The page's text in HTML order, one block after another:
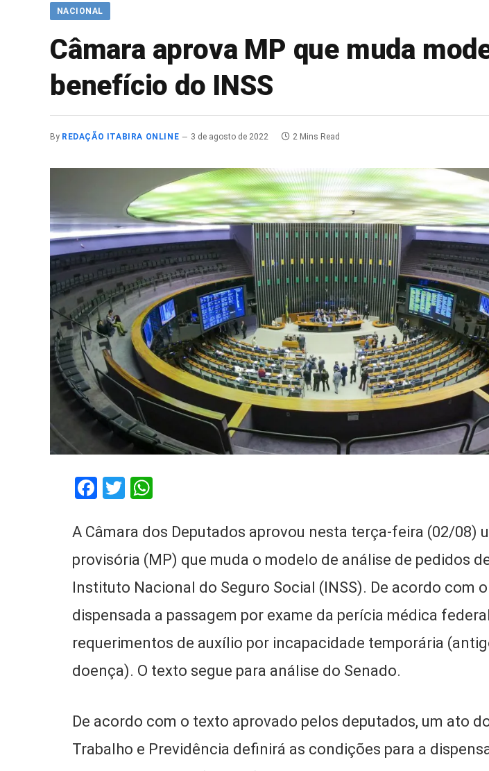
NACIONAL
Câmara aprova MP que muda
benefício do INSS
By REDAÇÃO ITABIRA ONLINE 3 de agosto de 2022 2 Mins Read
Facebook
Twitter
A Câmara dos Deputados aprovou nesta terça-feira (02/08)
provisória (MP) que muda o modelo de análise de pedidos
Instituto Nacional do Seguro Social (INSS). De acordo com
dispensada a passagem por exame da perícia médica
requerimentos de auxílio por incapacidade temporária
doença). O texto segue para análise do Senado.
De acordo com o texto aprovado pelos deputados, um ato
Trabalho e Previdência definirá as condições para a